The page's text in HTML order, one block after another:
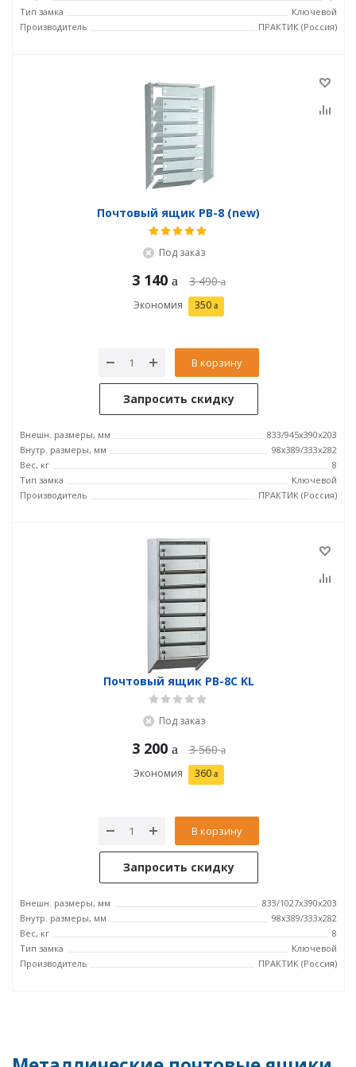
Тип замка
Ключевой
Производитель
ПРАКТИК (Россия)
Почтовый ящик PB-8 (new)
Под заказ
3 140 3 490
Экономия 350
В корзину
Запросить скидку
Внешн. размеры, мм
833/945x390x203
Внутр. размеры, мм
98x389/333x282
Вес, кг
8
Тип замка
Ключевой
Производитель
ПРАКТИК (Россия)
Почтовый ящик PB-8C KL
Под заказ
3 200 3 560
Экономия 360
В корзину
Запросить скидку
Внешн. размеры, мм
833/1027x390x203
Внутр. размеры, мм
98x389/333x282
Вес, кг
8
Тип замка
Ключевой
Производитель
ПРАКТИК (Россия)